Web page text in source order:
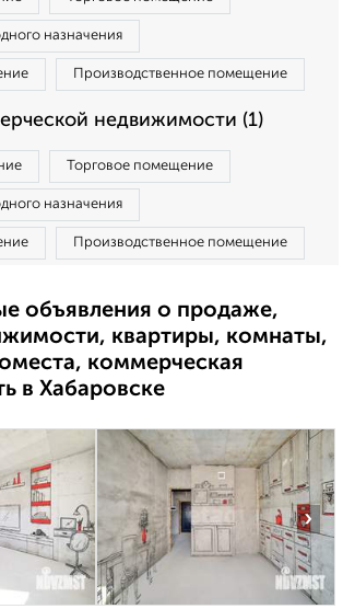
назначения
Производственное помещение
недвижимости (1)
Торговое помещение
назначения
Производственное помещение
объявления о продаже,
квартиры, комнаты,
коммерческая
в Хабаровске
›